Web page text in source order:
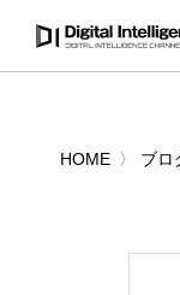
HOME ブロ